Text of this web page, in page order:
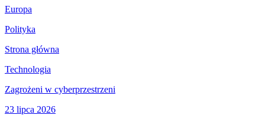
Europa
Polityka
Strona główna
Technologia
Zagrożeni w cyberprzestrzeni
23 lipca 2026